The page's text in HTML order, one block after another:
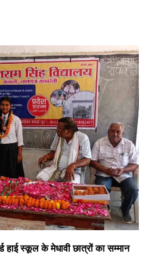
हाई स्कूल के मेधावी छात्रों का सम्मान